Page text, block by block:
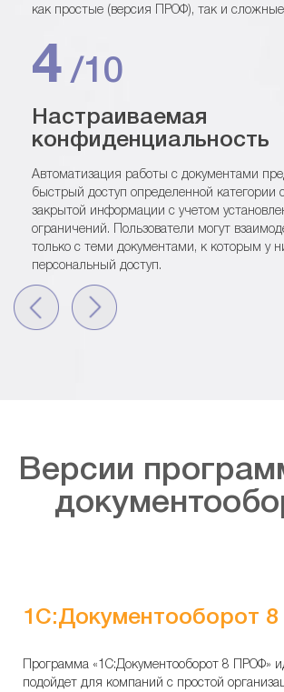
как простые (версия ПРОФ), так и
4 /10
Настраиваемая
конфиденциальность
Автоматизация работы с документами
быстрый доступ определенной категории
закрытой информации с учетом
ограничений. Пользователи могут
только с теми документами, к которым у
персональный доступ.
Версии
1С:Документооборот
Программа «1С:Документооборот 8 ПРОФ»
подойдет для компаний с простой